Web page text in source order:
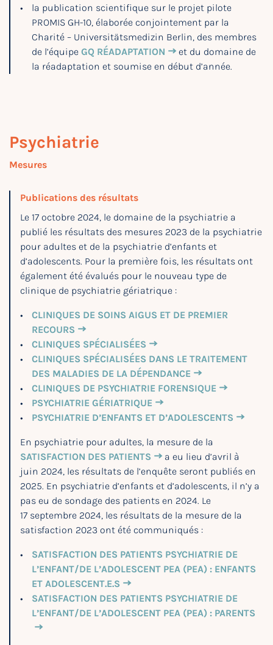
la publication scientifique sur le projet pilote
PROMIS GH-10, élaborée conjointement par la
Charité – Universitätsmedizin Berlin, des membres
de l’équipeGQ RÉADAPTATION
et du domaine de
la réadaptation et soumise en début d’année.
Psychiatrie
Mesures
Publications des résultats
Le 17 octobre 2024, le domaine de la psychiatrie a
publié les résultats des mesures 2023 de la psychiatrie
pour adultes et de la psychiatrie d’enfants et
d’adolescents. Pour la première fois, les résultats ont
également été évalués pour le nouveau type de
clinique de psychiatrie gériatrique :
CLINIQUES DE SOINS AIGUS ET DE PREMIER
RECOURS
CLINIQUES SPÉCIALISÉES
CLINIQUES SPÉCIALISÉES DANS LE TRAITEMENT
DES MALADIES DE LA DÉPENDANCE
CLINIQUES DE PSYCHIATRIE FORENSIQUE
PSYCHIATRIE GÉRIATRIQUE
PSYCHIATRIE D’ENFANTS ET D’ADOLESCENTS
En psychiatrie pour adultes, la mesure de la
SATISFACTION DES PATIENTS
a eu lieu d’avril à
juin 2024, les résultats de l’enquête seront publiés en
2025. En psychiatrie d’enfants et d’adolescents, il n’y a
pas eu de sondage des patients en 2024. Le
17 septembre 2024, les résultats de la mesure de la
satisfaction 2023 ont été communiqués :
SATISFACTION DES PATIENTS PSYCHIATRIE DE
L’ENFANT/DE L’ADOLESCENT PEA (PEA) : ENFANTS
ET ADOLESCENT.E.S
SATISFACTION DES PATIENTS PSYCHIATRIE DE
L’ENFANT/DE L’ADOLESCENT PEA (PEA) : PARENTS